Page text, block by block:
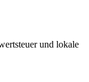
und lokale